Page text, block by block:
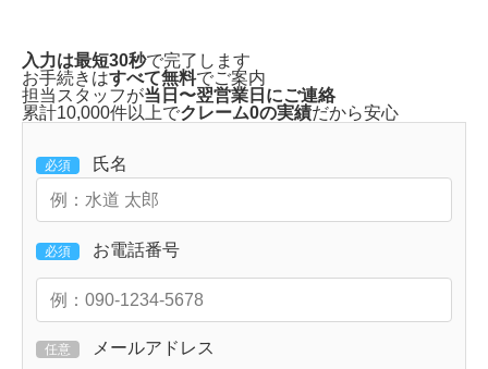
入力は最短30秒で完了します
お手続きはすべて無料でご案内
担当スタッフが当日〜翌営業日にご連絡
累計10,000件以上でクレーム0の実績だから安心
必須 氏名
必須 お電話番号
任意 メールアドレス